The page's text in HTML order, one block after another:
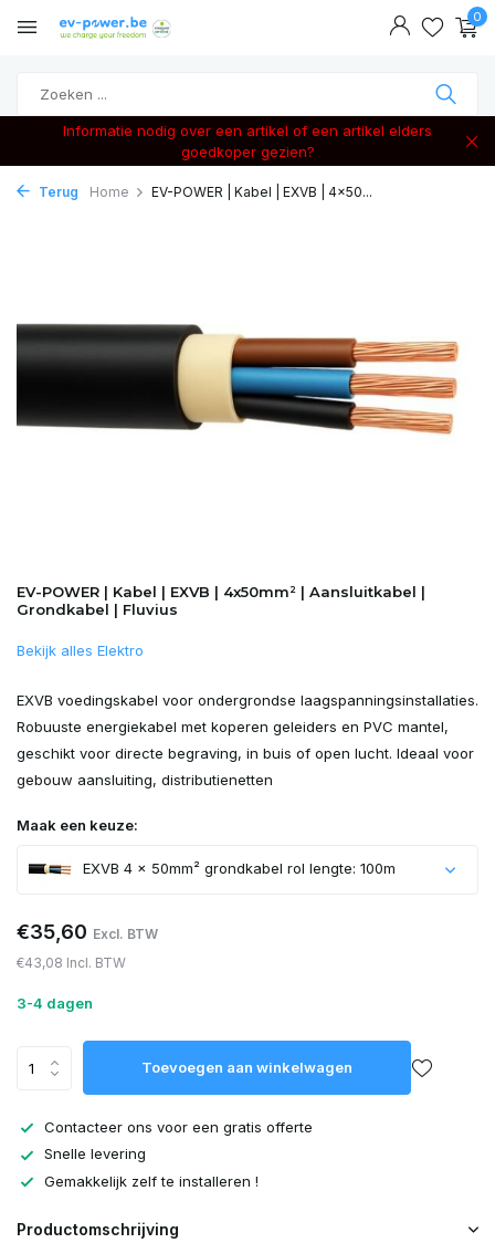
0
Informatie nodig over een artikel of een artikel elders
goedkoper gezien?
Terug Home EV-POWER | Kabel | EXVB | 4x50...
EV-POWER | Kabel | EXVB | 4x50mm² | Aansluitkabel |
Grondkabel | Fluvius
Bekijk alles Elektro
EXVB voedingskabel voor ondergrondse laagspanningsinstallaties.
Robuuste energiekabel met koperen geleiders en PVC mantel,
geschikt voor directe begraving, in buis of open lucht. Ideaal voor
gebouw­ aansluiting, distributienetten
Maak een keuze:
EXVB 4 x 50mm² grondkabel rol lengte: 100m
€35,60 Excl. BTW
€43,08 Incl. BTW
3-4 dagen
Toevoegen aan winkelwagen
Contacteer ons voor een gratis offerte
Snelle levering
Gemakkelijk zelf te installeren !
Productomschrijving